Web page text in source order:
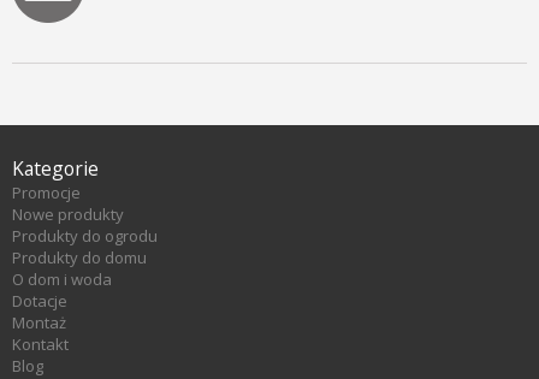
Kategorie
Promocje
Nowe produkty
Produkty do ogrodu
Produkty do domu
O dom i woda
Dotacje
Montaż
Kontakt
Blog